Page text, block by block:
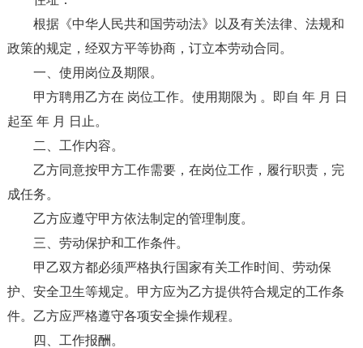
根据《中华人民共和国劳动法》以及有关法律、法规和
政策的规定，经双方平等协商，订立本劳动合同。
一、使用岗位及期限。
甲方聘用乙方在 岗位工作。使用期限为 。即自 年 月 日
起至 年 月 日止。
二、工作内容。
乙方同意按甲方工作需要，在岗位工作，履行职责，完
成任务。
乙方应遵守甲方依法制定的管理制度。
三、劳动保护和工作条件。
甲乙双方都必须严格执行国家有关工作时间、劳动保
护、安全卫生等规定。甲方应为乙方提供符合规定的工作条
件。乙方应严格遵守各项安全操作规程。
四、工作报酬。